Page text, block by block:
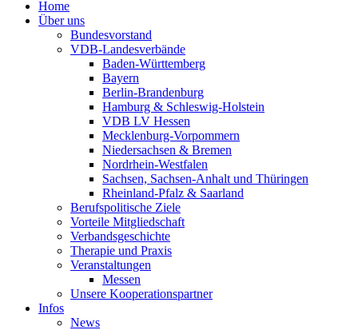
Home
Über uns
Bundesvorstand
VDB-Landesverbände
Baden-Württemberg
Bayern
Berlin-Brandenburg
Hamburg & Schleswig-Holstein
VDB LV Hessen
Mecklenburg-Vorpommern
Niedersachsen & Bremen
Nordrhein-Westfalen
Sachsen, Sachsen-Anhalt und Thüringen
Rheinland-Pfalz & Saarland
Berufspolitische Ziele
Vorteile Mitgliedschaft
Verbandsgeschichte
Therapie und Praxis
Veranstaltungen
Messen
Unsere Kooperationspartner
Infos
News